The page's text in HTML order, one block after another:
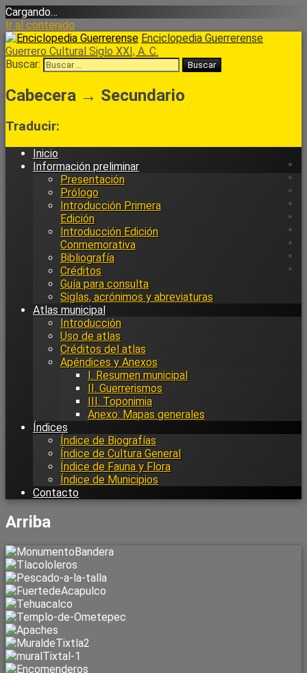
Cargando…
Ir al contenido
Enciclopedia Guerrerense
Guerrero Cultural Siglo XXI, A. C.
Buscar:
Cabecera → Secundario
Traducir:
Inicio
Información preliminar
Presentación
Prólogo
Introducción Primera
Edición
Introducción Edición
Conmemorativa
Bibliografía
Créditos
Guía para consulta
Siglas, acrónimos y abreviaturas
Atlas municipal
Introducción
Uso de atlas
Créditos del atlas
Apéndices y Anexos
I. Resumen municipal
II. Guerrerismos
III. Toponimia
Anexo: Mapas generales
Índices
Índice de Biografías
Índice de Cultura General
Índice de Fauna y Flora
Índice de Municipios
Contacto
Arriba